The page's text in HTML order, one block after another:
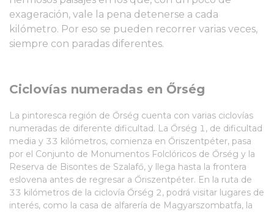
exageración, vale la pena detenerse a cada
kilómetro. Por eso se pueden recorrer varias veces,
siempre con paradas diferentes.
Ciclovías numeradas en Őrség
La pintoresca región de Őrség cuenta con varias ciclovías
numeradas de diferente dificultad. La Őrség 1, de dificultad
media y 33 kilómetros, comienza en Őriszentpéter, pasa
por el Conjunto de Monumentos Folclóricos de Őrség y la
Reserva de Bisontes de Szalafő, y llega hasta la frontera
eslovena antes de regresar a Őriszentpéter. En la ruta de
33 kilómetros de la ciclovía Őrség 2, podrá visitar lugares de
interés, como la casa de alfarería de Magyarszombatfa, la